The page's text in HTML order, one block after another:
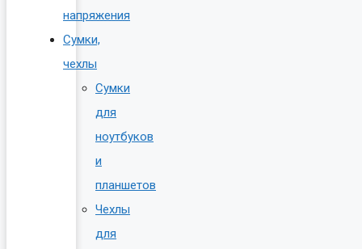
напряжения
Сумки,
чехлы
Сумки
для
ноутбуков
и
планшетов
Чехлы
для